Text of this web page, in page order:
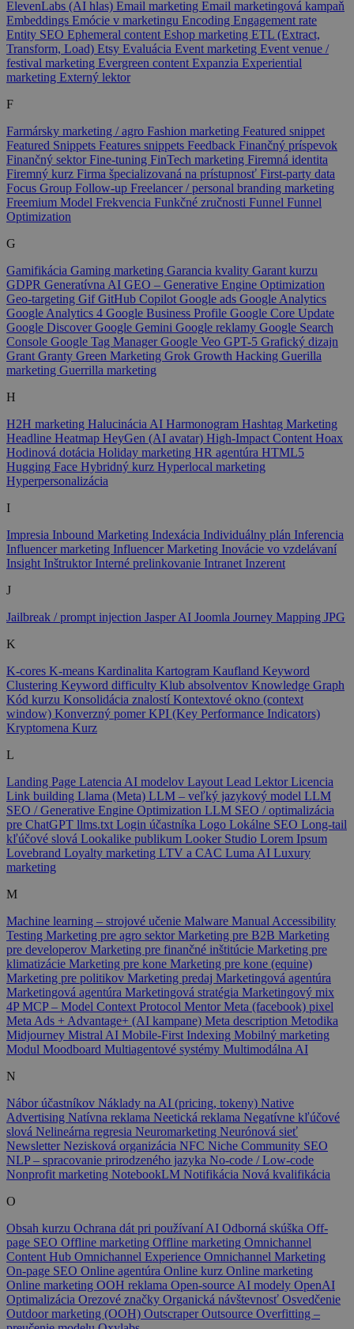
ElevenLabs (AI hlas) Email marketing Email marketingová kampaň
Embeddings Emócie v marketingu Encoding Engagement rate
Entity SEO Ephemeral content Eshop marketing ETL (Extract,
Transform, Load) Etsy Evaluácia Event marketing Event venue /
festival marketing Evergreen content Expanzia Experiential
marketing Externý lektor
F
Farmársky marketing / agro Fashion marketing Featured snippet
Featured Snippets Features snippets Feedback Finančný príspevok
Finančný sektorFine-tuning FinTech marketing Firemná identita
Firemný kurz Firma špecializovaná na prístupnosť First-party data
Focus Group Follow-up Freelancer / personal branding marketing
Freemium Model Frekvencia Funkčné zručnosti Funnel Funnel
Optimization
G
Gamifikácia Gaming marketing Garancia kvality Garant kurzu
GDPR Generatívna AI GEO – Generative Engine Optimization
Geo-targeting GifGitHub Copilot Google ads Google Analytics
Google Analytics 4 Google Business Profile Google Core Update
Google DiscoverGoogle Gemini Google reklamy Google Search
Console Google Tag ManagerGoogle Veo GPT-5 Grafický dizajn
Grant Granty Green Marketing Grok Growth Hacking Guerilla
marketing Guerrilla marketing
H
H2H marketing Halucinácia AI Harmonogram Hashtag Marketing
Headline Heatmap HeyGen (AI avatar) High-Impact Content Hoax
Hodinová dotácia Holiday marketing HR agentúra HTML5
Hugging Face Hybridný kurz Hyperlocal marketing
Hyperpersonalizácia
I
Impresia Inbound Marketing Indexácia Individuálny plán Inferencia
Influencer marketing Influencer Marketing Inovácie vo vzdelávaní
Insight InštruktorInterné prelinkovanie Intranet Inzerent
J
Jailbreak / prompt injection Jasper AI Joomla Journey Mapping JPG
K
K-cores K-means Kardinalita Kartogram Kaufland Keyword
Clustering Keyword difficulty Klub absolventov Knowledge Graph
Kód kurzu Konsolidácia znalostí Kontextové okno (context
window) Konverzný pomerKPI (Key Performance Indicators)
Kryptomena Kurz
L
Landing Page Latencia AI modelov Layout Lead LektorLicencia
Link building Llama (Meta) LLM – veľký jazykový model LLM
SEO / Generative Engine Optimization LLM SEO / optimalizácia
pre ChatGPT llms.txt Login účastníka Logo Lokálne SEO Long-tail
kľúčové slová Lookalike publikum Looker Studio Lorem Ipsum
Lovebrand Loyalty marketing LTV a CAC Luma AI Luxury
marketing
M
Machine learning – strojové učenie Malware Manual Accessibility
Testing Marketing pre agro sektorMarketing pre B2B Marketing
pre developerov Marketing pre finančné inštitúcie Marketing pre
klimatizácie Marketing pre kone Marketing pre kone (equine)
Marketing pre politikov Marketing predaj Marketingová agentúra
Marketingová agentúra Marketingová stratégia Marketingový mix
4PMCP – Model Context Protocol MentorMeta (facebook) pixel
Meta Ads + Advantage+ (AI kampane) Meta description Metodika
Midjourney Mistral AI Mobile-First Indexing Mobilný marketing
Modul Moodboard Multiagentové systémy Multimodálna AI
N
Nábor účastníkov Náklady na AI (pricing, tokeny) Native
Advertising Natívna reklama Neetická reklama Negatívne kľúčové
slová Nelineárna regresia Neuromarketing Neurónová sieť
NewsletterNezisková organizácia NFC Niche Community SEO
NLP – spracovanie prirodzeného jazyka No-code / Low-code
Nonprofit marketing NotebookLM Notifikácia Nová kvalifikácia
O
Obsah kurzu Ochrana dát pri používaní AI Odborná skúška Off-
page SEO Offline marketing Offline marketing Omnichannel
Content Hub Omnichannel Experience Omnichannel Marketing
On-page SEO Online agentúra Online kurz Online marketing
Online marketing OOH reklama Open-source AI modely OpenAI
Optimalizácia Orezové značky Organická návštevnosť Osvedčenie
Outdoor marketing (OOH) OutscraperOutsource Overfitting –